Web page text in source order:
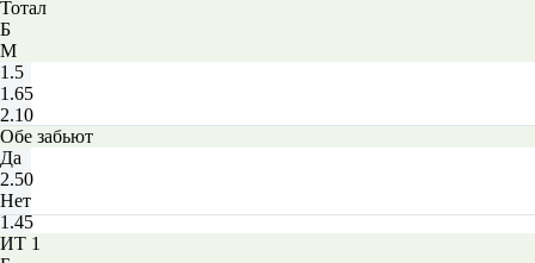
Тотал
Б
М
1.5
1.65
2.10
Обе забьют
Да
2.50
Нет
1.45
ИТ 1